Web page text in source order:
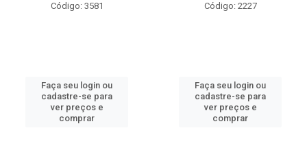
Código: 3581
Faça seu login ou
cadastre-se para
ver preços e
comprar
Código: 2227
Faça seu login ou
cadastre-se para
ver preços e
comprar